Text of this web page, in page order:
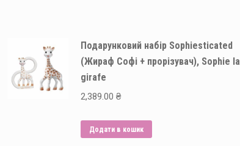
Подарунковий набір Sophiesticated
(Жираф Софі + прорізувач), Sophie la
girafe
2,389.00 ₴
Додати в кошик